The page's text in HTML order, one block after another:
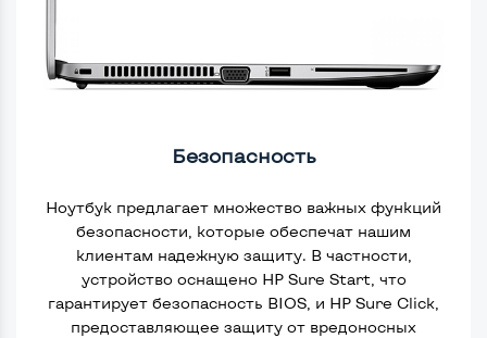
Безопасность
Ноутбук предлагает множество важных функций
безопасности, которые обеспечат нашим
клиентам надежную защиту. В частности,
устройство оснащено HP Sure Start, что
гарантирует безопасность BIOS, и HP Sure Click,
предоставляющее защиту от вредоносных